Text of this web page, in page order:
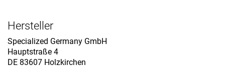
Hersteller
Specialized Germany GmbH
Hauptstraße 4
DE 83607 Holzkirchen